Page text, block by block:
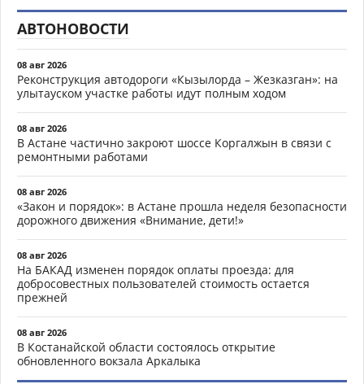
АВТОНОВОСТИ
08 авг 2026
Реконструкция автодороги «Кызылорда – Жезказган»: на
улытауском участке работы идут полным ходом
08 авг 2026
В Астане частично закроют шоссе Коргалжын в связи с
ремонтными работами
08 авг 2026
«Закон и порядок»: в Астане прошла неделя безопасности
дорожного движения «Внимание, дети!»
08 авг 2026
На БАКАД изменен порядок оплаты проезда: для
добросовестных пользователей стоимость остается
прежней
08 авг 2026
В Костанайской области состоялось открытие
обновленного вокзала Аркалыка